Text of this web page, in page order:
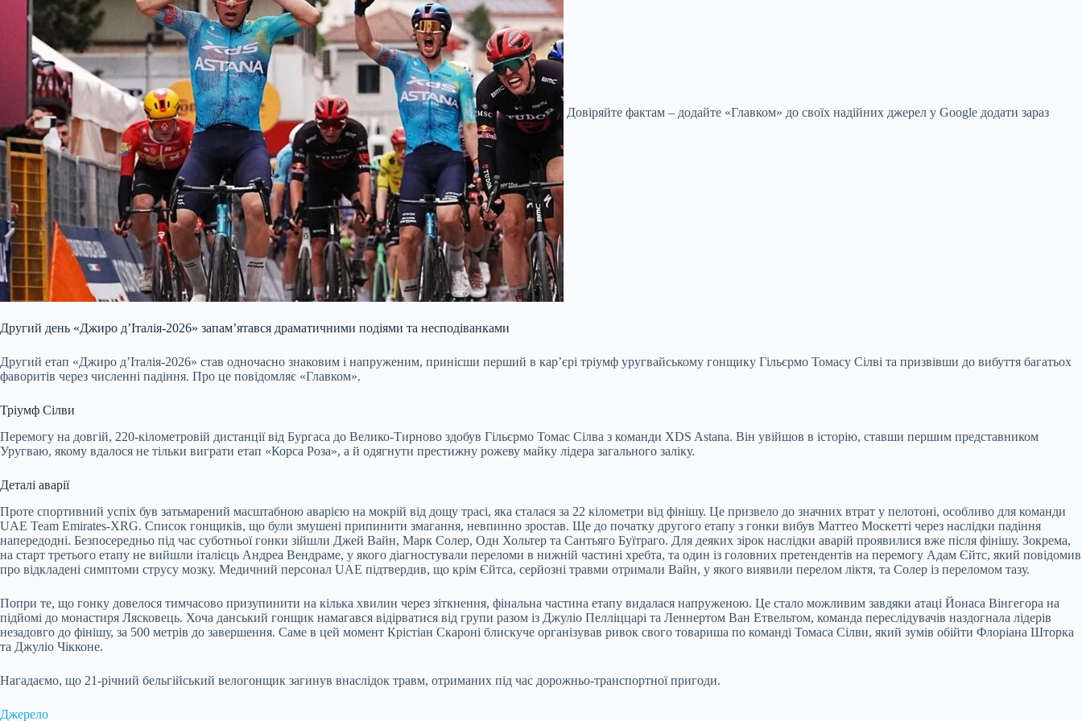
Довіряйте фактам – додайте «Главком» до своїх надійних джерел у Google додати зараз
Другий день «Джиро д’Італія-2026» запам’ятався драматичними подіями та несподіванками
Другий етап «Джиро д’Італія-2026» став одночасно знаковим і напруженим, принісши перший в кар’єрі тріумф уругвайському гонщику Гільєрмо Томасу Сілві та призвівши до вибуття багатьох
фаворитів через численні падіння. Про це повідомляє «Главком».
Тріумф Сілви
Перемогу на довгій, 220-кілометровій дистанції від Бургаса до Велико-Тирново здобув Гільєрмо Томас Сілва з команди XDS Astana. Він увійшов в історію, ставши першим представником
Уругваю, якому вдалося не тільки виграти етап «Корса Роза», а й одягнути престижну рожеву майку лідера загального заліку.
Деталі аварії
Проте спортивний успіх був затьмарений масштабною аварією на мокрій від дощу трасі, яка сталася за 22 кілометри від фінішу. Це призвело до значних втрат у пелотоні, особливо для команди
UAE Team Emirates-XRG. Список гонщиків, що були змушені припинити змагання, невпинно зростав. Ще до початку другого етапу з гонки вибув Маттео Москетті через наслідки падіння
напередодні. Безпосередньо під час суботньої гонки зійшли Джей Вайн, Марк Солер, Одн Хольтер та Сантьяго Буїтраго. Для деяких зірок наслідки аварій проявилися вже після фінішу. Зокрема,
на старт третього етапу не вийшли італієць Андреа Вендраме, у якого діагностували переломи в нижній частині хребта, та один із головних претендентів на перемогу Адам Єйтс, який повідомив
про відкладені симптоми струсу мозку. Медичний персонал UAE підтвердив, що крім Єйтса, серйозні травми отримали Вайн, у якого виявили перелом ліктя, та Солер із переломом тазу.
Попри те, що гонку довелося тимчасово призупинити на кілька хвилин через зіткнення, фінальна частина етапу видалася напруженою. Це стало можливим завдяки атаці Йонаса Вінгегора на
підйомі до монастиря Лясковець. Хоча данський гонщик намагався відірватися від групи разом із Джуліо Пелліццарі та Леннертом Ван Етвельтом, команда переслідувачів наздогнала лідерів
незадовго до фінішу, за 500 метрів до завершення. Саме в цей момент Крістіан Скароні блискуче організував ривок свого товариша по команді Томаса Сілви, який зумів обійти Флоріана Шторка
та Джуліо Чікконе.
Нагадаємо, що 21-річний бельгійський велогонщик загинув внаслідок травм, отриманих під час дорожньо-транспортної пригоди.
Джерело